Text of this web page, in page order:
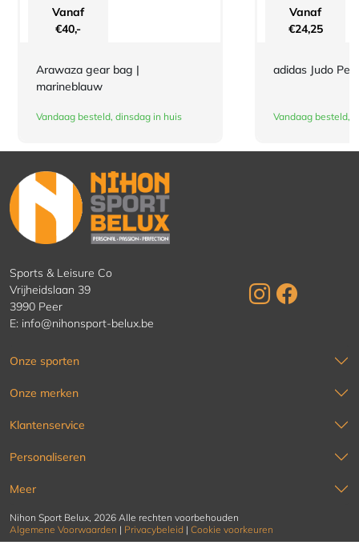
Vanaf
€40,-
Arawaza gear bag |
marineblauw
Vandaag besteld, dinsdag in huis
Vanaf
€24,25
adidas Judo
Vandaag besteld,
Sports & Leisure Co
Vrijheidslaan 39
3990 Peer
E: info@nihonsport-belux.be
Onze sporten
Onze merken
Klantenservice
Personaliseren
Meer
Nihon Sport Belux, 2026 Alle rechten voorbehouden
Algemene Voorwaarden | Privacybeleid | Cookie voorkeuren